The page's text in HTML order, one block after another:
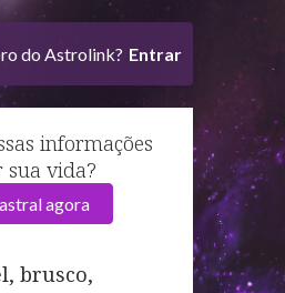
do Astrolink? Entrar
informações
sua vida?
agora
brusco,